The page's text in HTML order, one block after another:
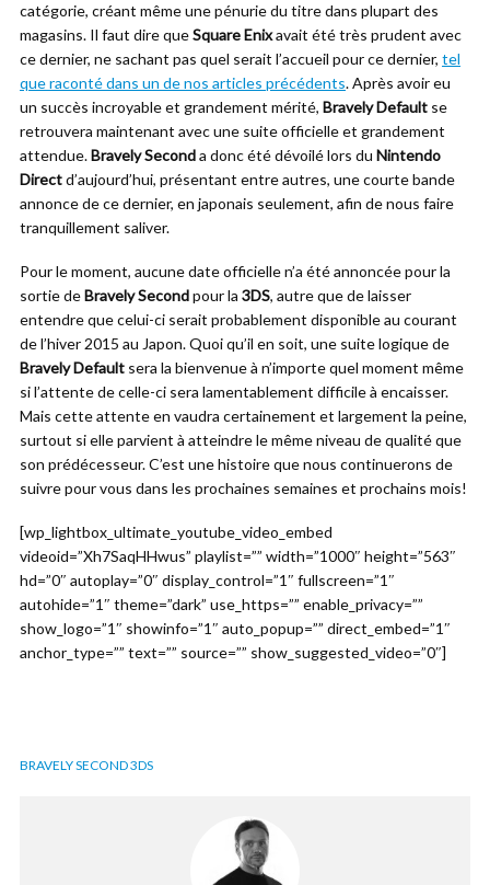
catégorie, créant même une pénurie du titre dans plupart des
magasins. Il faut dire queSquare Enixavait été très prudent avec
ce dernier, ne sachant pas quel serait l’accueil pour ce dernier, tel
que raconté dans un de nos articles précédents. Après avoir eu
un succès incroyable et grandement mérité, Bravely Default se
retrouvera maintenant avec une suite officielle et grandement
attendue.Bravely Seconda donc été dévoilé lors du Nintendo
Directd’aujourd’hui, présentant entre autres, une courte bande
annonce de ce dernier, en japonais seulement, afin de nous faire
tranquillement saliver.
Pour le moment, aucune date officielle n’a été annoncée pour la
sortie deBravely Secondpour la 3DS, autre que de laisser
entendre que celui-ci serait probablement disponible au courant
de l’hiver 2015 au Japon. Quoi qu’il en soit, une suite logique de
Bravely Default sera la bienvenue à n’importe quel moment même
si l’attente de celle-ci sera lamentablement difficile à encaisser.
Mais cette attente en vaudra certainement et largement la peine,
surtout si elle parvient à atteindre le même niveau de qualité que
son prédécesseur. C’est une histoire que nous continuerons de
suivre pour vous dans les prochaines semaines et prochains mois!
[wp_lightbox_ultimate_youtube_video_embed
videoid=”Xh7SaqHHwus” playlist=”” width=”1000″ height=”563″
hd=”0″ autoplay=”0″ display_control=”1″ fullscreen=”1″
autohide=”1″ theme=”dark” use_https=”” enable_privacy=””
show_logo=”1″ showinfo=”1″ auto_popup=”” direct_embed=”1″
anchor_type=”” text=”” source=”” show_suggested_video=”0″]
BRAVELY SECOND 3DS